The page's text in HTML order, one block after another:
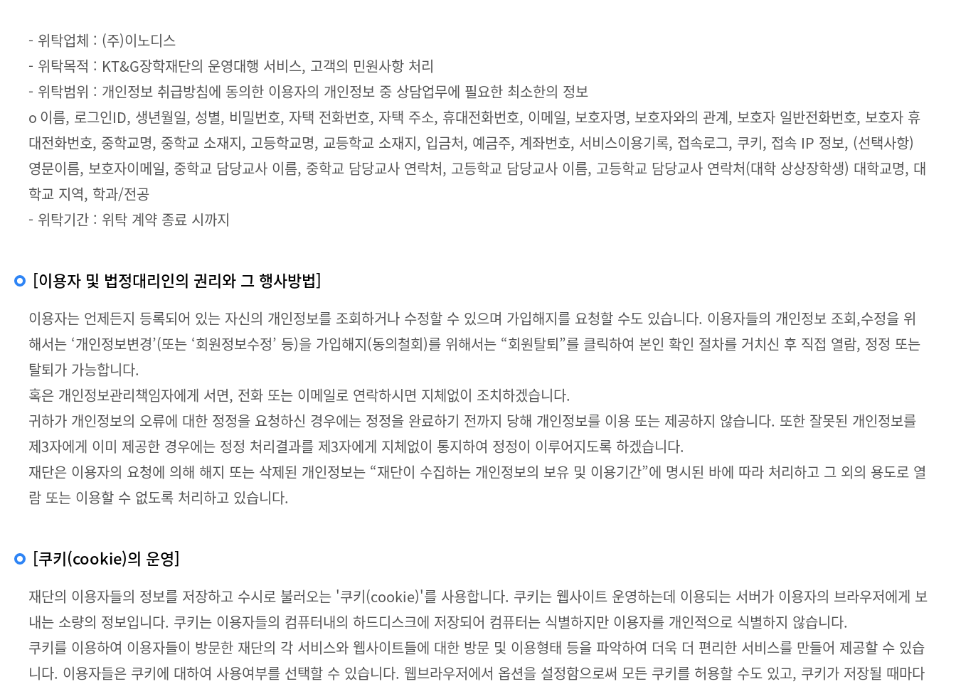
- 위탁업체 : (주)이노디스
- 위탁목적 : KT&G장학재단의 운영대행 서비스, 고객의 민원사항 처리
- 위탁범위 : 개인정보 취급방침에 동의한 이용자의 개인정보 중 상담업무에 필요한 최소한의 정보
ο 이름, 로그인ID, 생년월일, 성별, 비밀번호, 자택 전화번호, 자택 주소, 휴대전화번호, 이메일, 보호자명, 보호자와의 관계, 보호자 일반전화번호, 보호자 휴
대전화번호, 중학교명, 중학교 소재지, 고등학교명, 교등학교 소재지, 입금처, 예금주, 계좌번호, 서비스이용기록, 접속로그, 쿠키, 접속 IP 정보, (선택사항)
영문이름, 보호자이메일, 중학교 담당교사 이름, 중학교 담당교사 연락처, 고등학교 담당교사 이름, 고등학교 담당교사 연락처(대학 상상장학생) 대학교명, 대
학교 지역, 학과/전공
- 위탁기간 : 위탁 계약 종료 시까지
[이용자 및 법정대리인의 권리와 그 행사방법]
이용자는 언제든지 등록되어 있는 자신의 개인정보를 조회하거나 수정할 수 있으며 가입해지를 요청할 수도 있습니다. 이용자들의 개인정보 조회,수정을 위
해서는 ‘개인정보변경’(또는 ‘회원정보수정’ 등)을 가입해지(동의철회)를 위해서는 “회원탈퇴”를 클릭하여 본인 확인 절차를 거치신 후 직접 열람, 정정 또는
탈퇴가 가능합니다.
혹은 개인정보관리책임자에게 서면, 전화 또는 이메일로 연락하시면 지체없이 조치하겠습니다.
귀하가 개인정보의 오류에 대한 정정을 요청하신 경우에는 정정을 완료하기 전까지 당해 개인정보를 이용 또는 제공하지 않습니다. 또한 잘못된 개인정보를
제3자에게 이미 제공한 경우에는 정정 처리결과를 제3자에게 지체없이 통지하여 정정이 이루어지도록 하겠습니다.
재단은 이용자의 요청에 의해 해지 또는 삭제된 개인정보는 “재단이 수집하는 개인정보의 보유 및 이용기간”에 명시된 바에 따라 처리하고 그 외의 용도로 열
람 또는 이용할 수 없도록 처리하고 있습니다.
[쿠키(cookie)의 운영]
재단의 이용자들의 정보를 저장하고 수시로 불러오는 '쿠키(cookie)'를 사용합니다. 쿠키는 웹사이트 운영하는데 이용되는 서버가 이용자의 브라우저에게 보
내는 소량의 정보입니다. 쿠키는 이용자들의 컴퓨터내의 하드디스크에 저장되어 컴퓨터는 식별하지만 이용자를 개인적으로 식별하지 않습니다.
쿠키를 이용하여 이용자들이 방문한 재단의 각 서비스와 웹사이트들에 대한 방문 및 이용형태 등을 파악하여 더욱 더 편리한 서비스를 만들어 제공할 수 있습
니다. 이용자들은 쿠키에 대하여 사용여부를 선택할 수 있습니다. 웹브라우저에서 옵션을 설정함으로써 모든 쿠키를 허용할 수도 있고, 쿠키가 저장될 때마다